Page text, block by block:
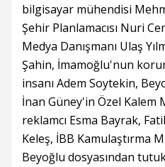
bilgisayar mühendisi
Şehir Planlamacısı Nuri
Medya Danışmanı Ulaş
Şahin, İmamoğlu'nun
insanı Adem Soytekin,
İnan Güney'in Özel Kalem
reklamcı Esma Bayrak,
Keleş, İBB Kamulaştırma
Beyoğlu dosyasından